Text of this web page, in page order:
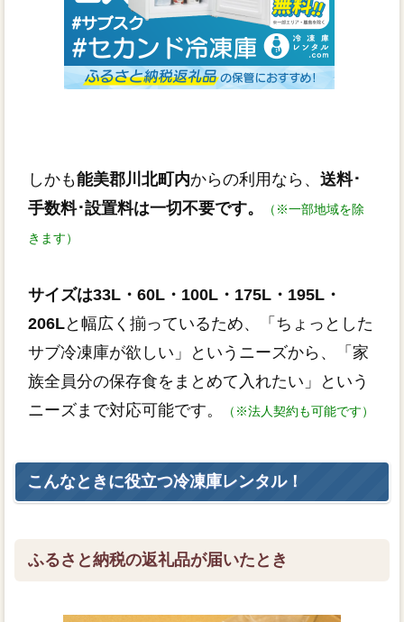
しかも能美郡川北町内からの利用なら、 送料･
手数料･設置料は一切不要です。
（※一部地域を除
きます）
サイズは33L・60L・100L・175L・195L・
206Lと幅広く揃っているため、「ちょっとした
サブ冷凍庫が欲しい」というニーズから、「家
族全員分の保存食をまとめて入れたい」という
ニーズまで対応可能です。
（※法人契約も可能です）
こんなときに役立つ冷凍庫レンタル！
ふるさと納税の返礼品が届いたとき